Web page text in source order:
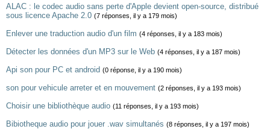
ALAC : le codec audio sans perte d'Apple devient open-source, distribué
sous licence Apache 2.0 (7 réponses, il y a 179 mois)
Enlever une traduction audio d'un film (4 réponses, il y a 183 mois)
Détecter les données d'un MP3 sur le Web (4 réponses, il y a 187 mois)
Api son pour PC et android (0 réponse, il y a 190 mois)
son pour vehicule arreter et en mouvement (2 réponses, il y a 193 mois)
Choisir une bibliothèque audio (11 réponses, il y a 193 mois)
Bibiotheque audio pour jouer .wav simultanés (8 réponses, il y a 197 mois)